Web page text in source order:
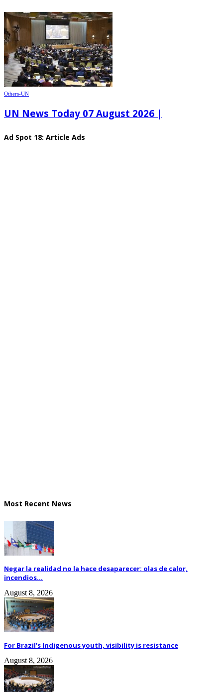
Others-UN
UN News Today 07 August 2026 |
Ad Spot 18: Article Ads
Most Recent News
Negar la realidad no la hace desaparecer: olas de calor,
incendios...
August 8, 2026
For Brazil’s Indigenous youth, visibility is resistance
August 8, 2026